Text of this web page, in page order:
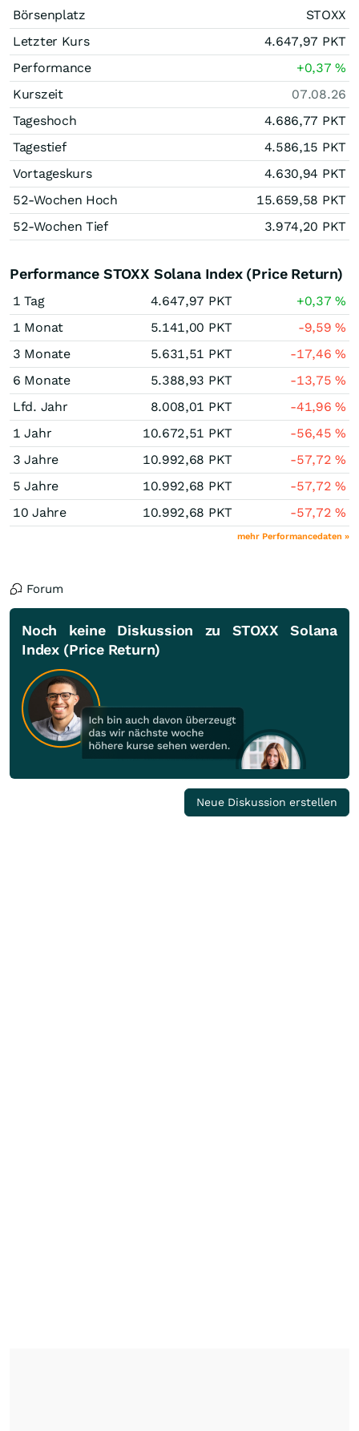
Börsenplatz
STOXX
Letzter Kurs
4.647,97 PKT
Performance
+0,37%
Kurszeit
07.08.26
Tageshoch
4.686,77 PKT
Tagestief
4.586,15 PKT
Vortageskurs
4.630,94 PKT
52-Wochen Hoch
15.659,58 PKT
52-Wochen Tief
3.974,20 PKT
Performance STOXX Solana Index (Price Return)
1 Tag 4.647,97 PKT +0,37%
1 Monat
5.141,00 PKT -9,59%
3 Monate
5.631,51 PKT -17,46%
6 Monate
5.388,93 PKT -13,75%
Lfd. Jahr
8.008,01 PKT -41,96%
1 Jahr
10.672,51 PKT -56,45%
3 Jahre
10.992,68 PKT -57,72%
5 Jahre
10.992,68 PKT -57,72%
10 Jahre
10.992,68 PKT -57,72%
mehr Performancedaten »
Forum
Noch keine Diskussion zu STOXX Solana
Index (Price Return)
Neue Diskussion erstellen